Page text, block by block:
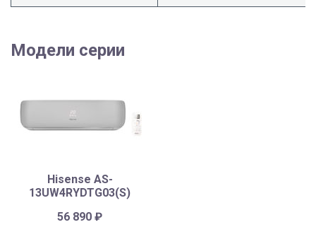
Модели серии
Hisense AS-
13UW4RYDTG03(S)
56 890₽